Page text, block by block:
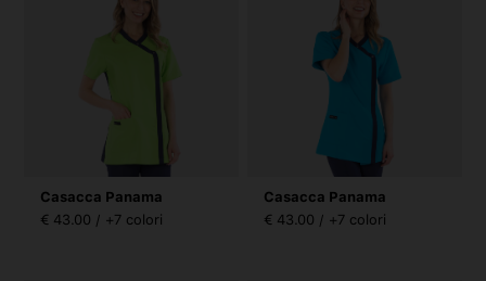
Casacca Panama
€ 43.00 / +7 colori
Casacca Panama
€ 43.00 / +7 colori